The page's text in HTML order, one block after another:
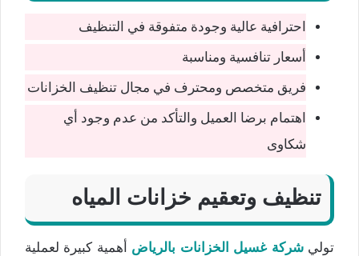
احترافية عالية وجودة متفوقة في التنظيف
أسعار تنافسية ومناسبة
فريق متخصص ومحترف في مجال تنظيف الخزانات
اهتمام برضا العميل والتأكد من عدم وجود أي
شكاوى
تنظيف وتعقيم خزانات المياه
توليشركة غسيل الخزانات بالرياض أهمية كبيرة لعملية